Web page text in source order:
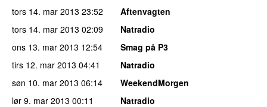
tors 14. mar 2013 23:52
Aftenvagten
tors 14. mar 2013 02:09
Natradio
ons 13. mar 2013 12:54
Smag på P3
tirs 12. mar 2013 04:41
Natradio
søn 10. mar 2013 06:14
WeekendMorgen
lør 9. mar 2013 00:11
Natradio